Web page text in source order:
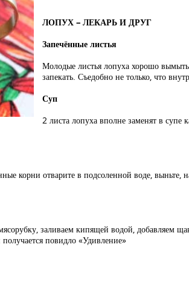
ЛОПУХ – ЛЕКАРЬ И ДРУГ
Запечённые листья
Молодые листья лопуха хорошо
запекать. Съедобно не только, что
Суп
2 листа лопуха вполне заменят в супе
корни отварите в подсоленной воде, выньте,
заливаем кипящей водой, добавляем
повидло «Удивление»